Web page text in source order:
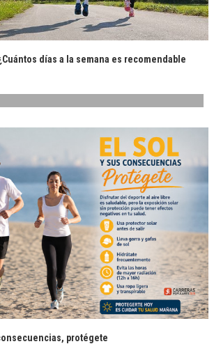
días a la semana es recomendable
protégete